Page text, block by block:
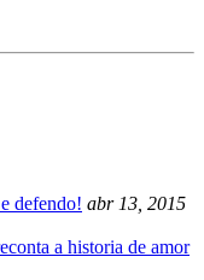
defendo! abr 13, 2015
a historia de amor